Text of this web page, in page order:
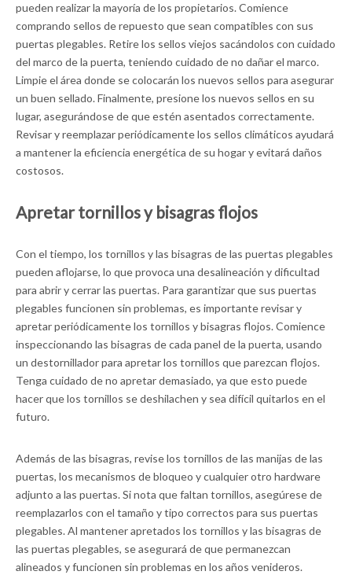
pueden realizar la mayoría de los propietarios. Comience
comprando sellos de repuesto que sean compatibles con sus
puertas plegables. Retire los sellos viejos sacándolos con cuidado
del marco de la puerta, teniendo cuidado de no dañar el marco.
Limpie el área donde se colocarán los nuevos sellos para asegurar
un buen sellado. Finalmente, presione los nuevos sellos en su
lugar, asegurándose de que estén asentados correctamente.
Revisar y reemplazar periódicamente los sellos climáticos ayudará
a mantener la eficiencia energética de su hogar y evitará daños
costosos.
Apretar tornillos y bisagras flojos
Con el tiempo, los tornillos y las bisagras de las puertas plegables
pueden aflojarse, lo que provoca una desalineación y dificultad
para abrir y cerrar las puertas. Para garantizar que sus puertas
plegables funcionen sin problemas, es importante revisar y
apretar periódicamente los tornillos y bisagras flojos. Comience
inspeccionando las bisagras de cada panel de la puerta, usando
un destornillador para apretar los tornillos que parezcan flojos.
Tenga cuidado de no apretar demasiado, ya que esto puede
hacer que los tornillos se deshilachen y sea difícil quitarlos en el
futuro.
Además de las bisagras, revise los tornillos de las manijas de las
puertas, los mecanismos de bloqueo y cualquier otro hardware
adjunto a las puertas. Si nota que faltan tornillos, asegúrese de
reemplazarlos con el tamaño y tipo correctos para sus puertas
plegables. Al mantener apretados los tornillos y las bisagras de
las puertas plegables, se asegurará de que permanezcan
alineados y funcionen sin problemas en los años venideros.